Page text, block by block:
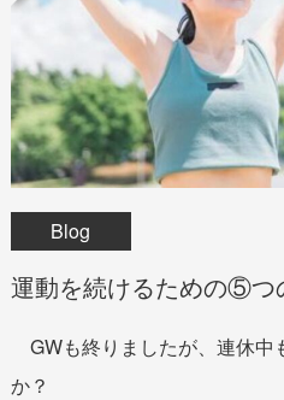
Blog
運動を続けるための⑤つ
GWも終りましたが、連休中
か？